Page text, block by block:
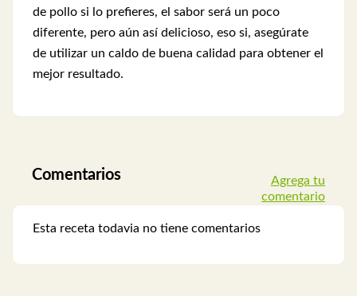
de pollo si lo prefieres, el sabor será un poco
diferente, pero aún así delicioso, eso si, asegúrate
de utilizar un caldo de buena calidad para obtener el
mejor resultado.
Comentarios
Agrega tu
comentario
Esta receta todavia no tiene comentarios